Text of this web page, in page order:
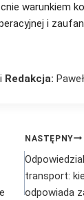
warunkiem
i
Redakcja:
NASTĘPNY
transport:
odpowiada